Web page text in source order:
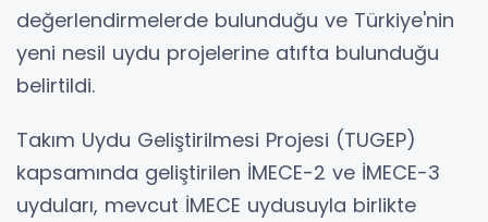
değerlendirmelerde bulunduğu ve Türkiye'nin
yeni nesil uydu projelerine atıfta bulunduğu
belirtildi.
Takım Uydu Geliştirilmesi Projesi (TUGEP)
kapsamında geliştirilen İMECE-2 ve İMECE-3
uyduları, mevcut İMECE uydusuyla birlikte